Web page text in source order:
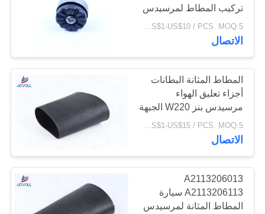
تركيب المطاط لمرسيدس
بنز W221 امتصاص
الصدمات الأمامية والخلفية.
US$1-US$10 / PCS. MOQ:5 قطع
الاتصال
المطاط المثانة البطانات
أجزاء تعليق الهواء
مرسيدس بنز W220 الجبهة
الهواء تعليق امتصاص
الصدمات A2203202438
US$1-US$15 / PCS. MOQ:5 قطع
الاتصال
A2113206013
A2113206113 سيارة
المطاط المثانة لمرسيدس